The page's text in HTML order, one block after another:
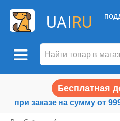
UA RU
Бесплатная
при заказе на сумму от